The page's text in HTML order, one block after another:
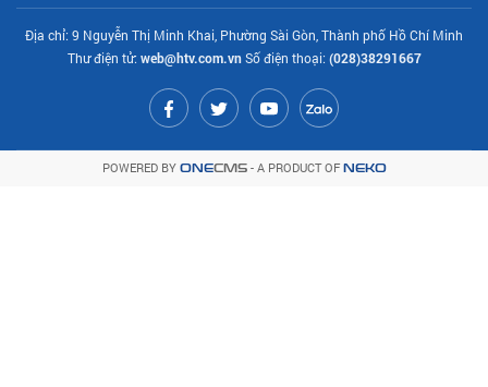
Địa chỉ: 9 Nguyễn Thị Minh Khai, Phường Sài Gòn, Thành phố Hồ Chí Minh
Thư điện tử: web@htv.com.vnSố điện thoại: (028)38291667
POWERED BY ONECMS- A PRODUCT OF NEKO